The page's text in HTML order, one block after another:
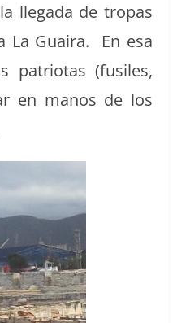
lle­ga­da de tropas
La Guaira. En esa
patri­o­tas (fusiles,
en manos de los